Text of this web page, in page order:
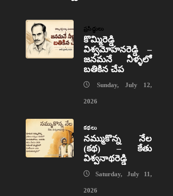
ప్రసిద్ధులు
కొమ్మిరెడ్డి
విశ్వమోహనరెడ్డి –
జనమనే నీళ్ళలో
బతికిన చేప
Sunday, July 12,
2026
కథలు
నమ్ముకొన్న నేల
(కథ) – కేతు
విశ్వనాథరెడ్డి
Saturday, July 11,
2026